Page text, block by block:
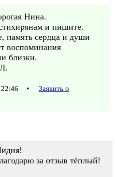
Нина.
и пишите.
память сердца и души
воспоминания
близки.
22:46 •
Заявить о
за отзыв тёплый!